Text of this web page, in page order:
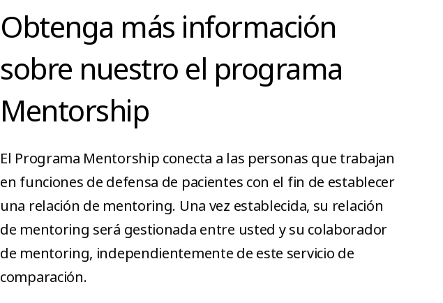
Obtenga más información
sobre nuestro el programa
Mentorship
El Programa Mentorship conecta a las personas que trabajan
en funciones de defensa de pacientes con el fin de establecer
una relación de mentoring. Una vez establecida, su relación
de mentoring será gestionada entre usted y su colaborador
de mentoring, independientemente de este servicio de
comparación.